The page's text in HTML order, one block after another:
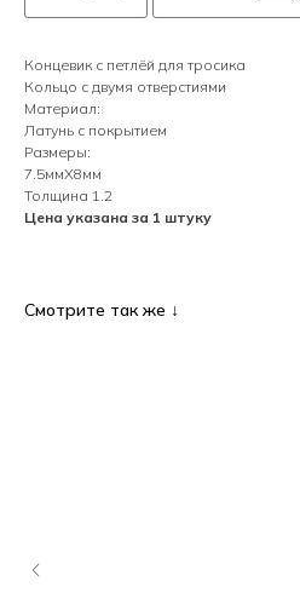
Концевик с петлёй для тросика
Кольцо с двумя отверстиями
Материал:
Латунь с покрытием
Размеры:
7.5ммХ8мм
Толщина 1.2
Цена указана за 1 штуку
Смотрите так же ↓